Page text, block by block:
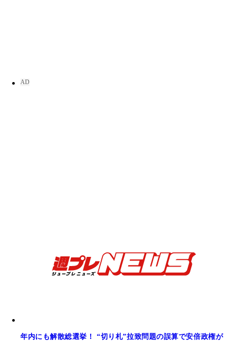
年内にも解散総選挙！ “切り札”拉致問題の誤算で安倍政権が